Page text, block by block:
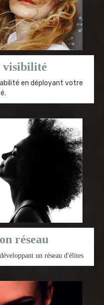
visibilité
en déployant votre
réseau
un réseau d'élites